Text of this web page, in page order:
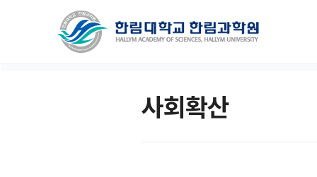
사회확산